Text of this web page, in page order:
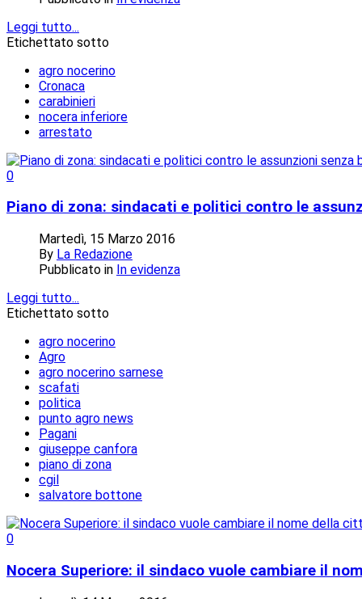
Leggi tutto...
Etichettato sotto
agro nocerino
Cronaca
carabinieri
nocera inferiore
arrestato
0
Piano di zona: sindacati e politici contro le
Martedì, 15 Marzo 2016
By La Redazione
Pubblicato in In evidenza
Leggi tutto...
Etichettato sotto
agro nocerino
Agro
agro nocerino sarnese
scafati
politica
punto agro news
Pagani
giuseppe canfora
piano di zona
cgil
salvatore bottone
0
Nocera Superiore: il sindaco vuole cambiare il